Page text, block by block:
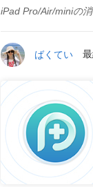
iPad Pro/Air/miniの
ばくてい